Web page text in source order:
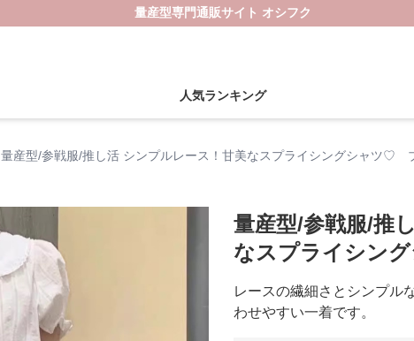
量産型専門通販サイト オシフク
人気ランキング
量産型/参戦服/推し活 シンプルレース！甘美なスプライシングシャツ♡
量産型/参戦服/推
なスプライシン
レースの繊細さとシンプル
わせやすい一着です。